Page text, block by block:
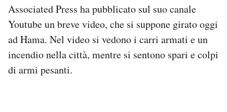
Associated Press ha pubblicato sul suo canale
Youtube un breve video, che si suppone girato oggi
ad Hama. Nel video si vedono i carri armati e un
incendio nella città, mentre si sentono spari e colpi
di armi pesanti.